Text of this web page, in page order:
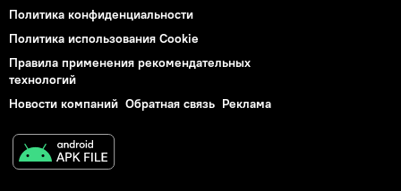
Политика конфиденциальности
Политика использования Cookie
Правила применения рекомендательных
технологий
Новости компаний Обратная связь Реклама